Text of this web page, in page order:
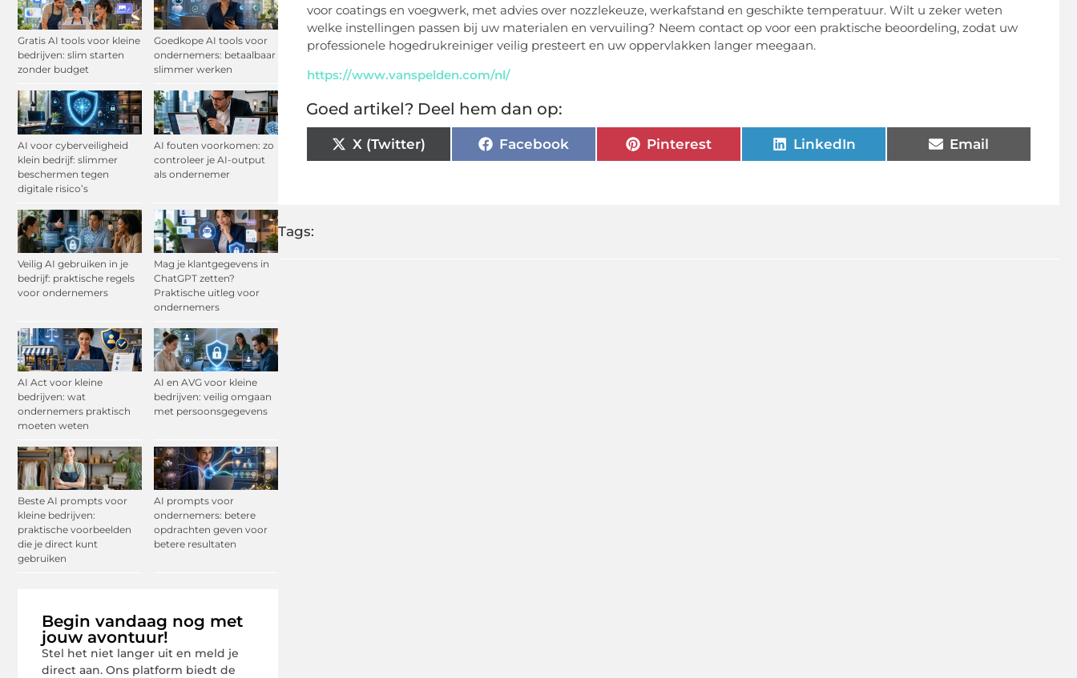
Gratis AI tools voor kleine
bedrijven: slim starten
zonder budget
Goedkope AI tools voor
ondernemers: betaalbaar
slimmer werken
AI voor cyberveiligheid
klein bedrijf: slimmer
beschermen tegen
digitale risico’s
AI fouten voorkomen: zo
controleer je AI-output
als ondernemer
Veilig AI gebruiken in je
bedrijf: praktische regels
voor ondernemers
Mag je klantgegevens in
ChatGPT zetten?
Praktische uitleg voor
ondernemers
AI Act voor kleine
bedrijven: wat
ondernemers praktisch
moeten weten
AI en AVG voor kleine
bedrijven: veilig omgaan
met persoonsgegevens
Beste AI prompts voor
kleine bedrijven:
praktische voorbeelden
die je direct kunt
gebruiken
AI prompts voor
ondernemers: betere
opdrachten geven voor
betere resultaten
Begin vandaag nog met
jouw avontuur!
Stel het niet langer uit en meld je
direct aan. Ons platform biedt de
voor coatings en voegwerk, met advies over nozzlekeuze, werkafstand en geschikte temperatuur. Wilt u zeker weten
welke instellingen passen bij uw materialen en vervuiling? Neem contact op voor een praktische beoordeling, zodat uw
professionele hogedrukreiniger veilig presteert en uw oppervlakken langer meegaan.
https://www.vanspelden.com/nl/
Goed artikel? Deel hem dan op:
X (Twitter) Facebook Pinterest LinkedIn Email
Tags: